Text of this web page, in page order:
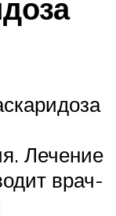
Лечение
врач-